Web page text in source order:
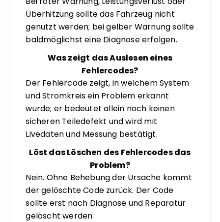
Überhitzung sollte das Fahrzeug nicht
genutzt werden; bei gelber Warnung sollte
baldmöglichst eine Diagnose erfolgen.
Was zeigt das Auslesen eines
Fehlercodes?
Der Fehlercode zeigt, in welchem System
und Stromkreis ein Problem erkannt
wurde; er bedeutet allein noch keinen
sicheren Teiledefekt und wird mit
Livedaten und Messung bestätigt.
Löst das Löschen des Fehlercodes das
Problem?
Nein. Ohne Behebung der Ursache kommt
der gelöschte Code zurück. Der Code
sollte erst nach Diagnose und Reparatur
gelöscht werden.